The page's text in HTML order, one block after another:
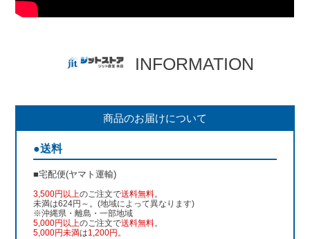
INFORMATION
商品のお届けについて
●送料
■宅配便(ヤマト運輸)
3,500円以上のご注文で送料無料。
未満は624円～。(地域によって異なります)
※沖縄県・離島・一部地域
5,000円以上のご注文で送料無料。
5,000円未満は1,200円 。